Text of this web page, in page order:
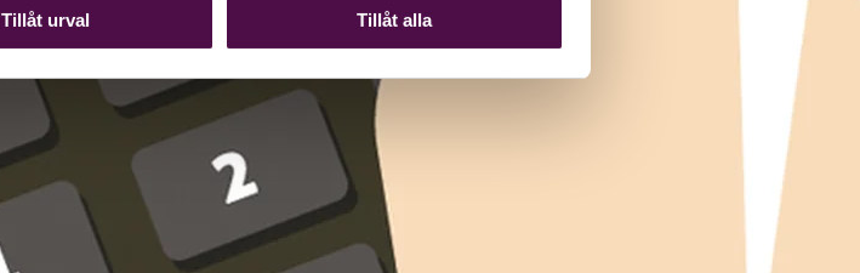
Tillåt urval Tillåt alla